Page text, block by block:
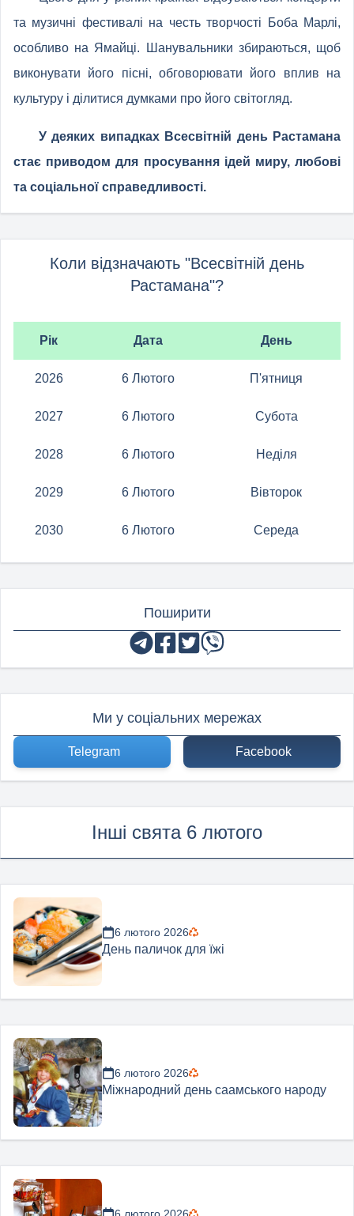
та музичні фестивалі на честь творчості Боба Марлі,
особливо на Ямайці. Шанувальники збираються, щоб
виконувати його пісні, обговорювати його вплив на
культуру і ділитися думками про його світогляд.
У деяких випадках Всесвітній день Растамана
стає приводом для просування ідей миру, любові
та соціальної справедливості.
Коли відзначають "Всесвітній день
Растамана"?
Рік Дата День
2026 6 Лютого П'ятниця
2027 6 Лютого Субота
2028 6 Лютого Неділя
2029 6 Лютого Вівторок
2030 6 Лютого Середа
Поширити
Ми у соціальних мережах
Telegram Facebook
Інші свята 6 лютого
6 лютого 2026
День паличок для їжі
6 лютого 2026
Міжнародний день саамського народу